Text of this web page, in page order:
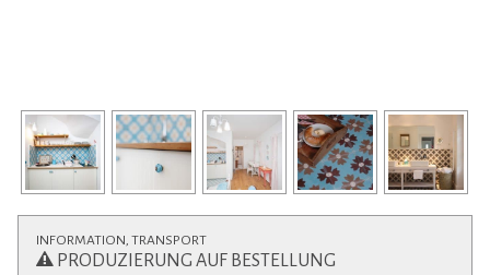
INFORMATION, TRANSPORT
PRODUZIERUNG AUF BESTELLUNG